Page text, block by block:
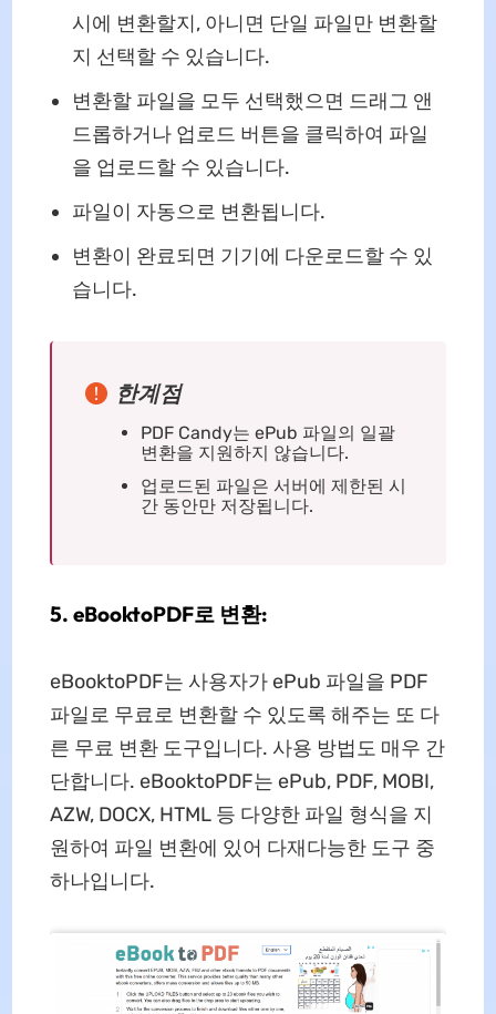
시에 변환할지, 아니면 단일 파일만 변환할
지 선택할 수 있습니다.
변환할 파일을 모두 선택했으면 드래그 앤
드롭하거나 업로드 버튼을 클릭하여 파일
을 업로드할 수 있습니다.
파일이 자동으로 변환됩니다.
변환이 완료되면 기기에 다운로드할 수 있
습니다.
한계점
PDF Candy는 ePub 파일의 일괄
변환을 지원하지 않습니다.
업로드된 파일은 서버에 제한된 시
간 동안만 저장됩니다.
5. eBooktoPDF로 변환:
eBooktoPDF는 사용자가 ePub 파일을 PDF
파일로 무료로 변환할 수 있도록 해주는 또 다
른 무료 변환 도구입니다. 사용 방법도 매우 간
단합니다. eBooktoPDF는 ePub, PDF, MOBI,
AZW, DOCX, HTML 등 다양한 파일 형식을 지
원하여 파일 변환에 있어 다재다능한 도구 중
하나입니다.